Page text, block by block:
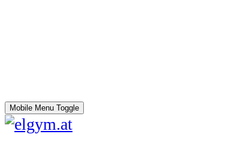
Mobile Menu Toggle